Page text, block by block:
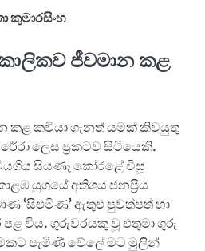
කුමාරසිංහ
ජීවමාන කළ
කළ කවියා ගැනත් යමක් කිවයුතු
ලෙස ප්‍රකටව සිටියෙකි.
මියගිය සියණෑ කෝරළේ විසූ
යුගයේ අතිශය ජනප්‍රිය
‘සිළුමිණ’ ඇතුළු පුවත්පත් හා
විය. ගුරුවරයකු වූ එතුමා ගුරු
පැමි‍ණි වේලේ මට මුලින්